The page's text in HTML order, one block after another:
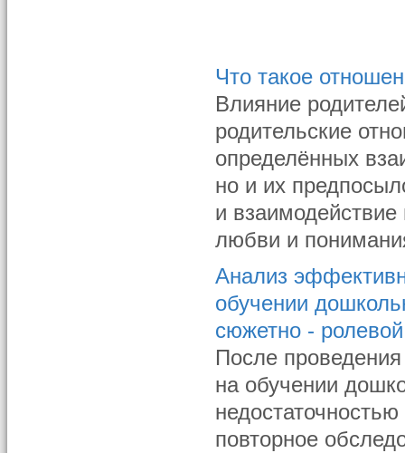
Что такое
Влияние
родительские
определённых
но и их
и
любви и
Анализ
обучении
сюжетно -
После
на обучении
повторное